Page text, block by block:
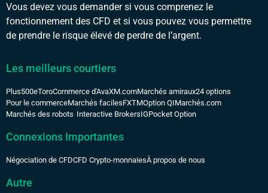
Vous devez vous demander si vous comprenez le
fonctionnement des CFD et si vous pouvez vous permettre
de prendre le risque élevé de perdre de l’argent.
Les meilleurs courtiers
Plus500eToroCommerce d'AvaXM.comMarchés amiraux24 options
Pour le commerceMarchés facilesFXTMOption QIMarchés.com
Marchés des robots Interactive BrokersIGPocket Option
Connexions Importantes
Négociation de CFDCFD Crypto-monnaiesÀ propos de nous
Autre